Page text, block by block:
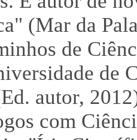
(Mar da
de
de
autor,
com